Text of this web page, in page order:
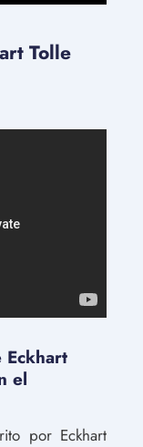
Tolle
Eckhart
el
por Eckhart